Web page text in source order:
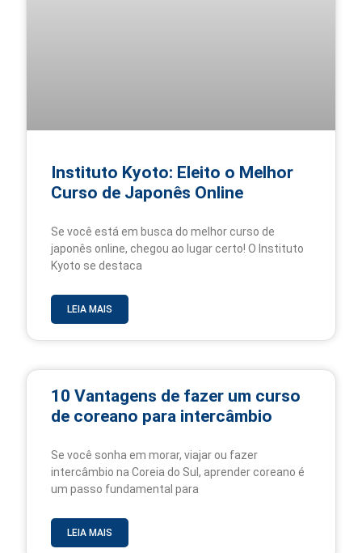
Instituto Kyoto: Eleito o Melhor
Curso de Japonês Online
Se você está em busca do melhor curso de
japonês online, chegou ao lugar certo! O Instituto
Kyoto se destaca
LEIA MAIS
10 Vantagens de fazer um curso
de coreano para intercâmbio
Se você sonha em morar, viajar ou fazer
intercâmbio na Coreia do Sul, aprender coreano é
um passo fundamental para
LEIA MAIS